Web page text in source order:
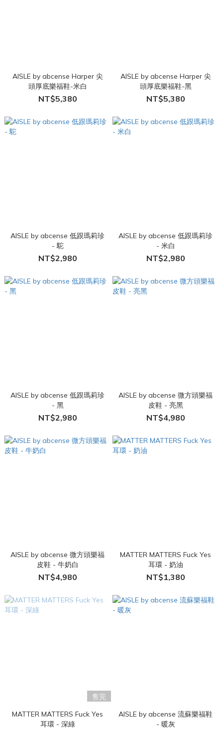
AISLE by abcense Harper 尖
頭厚底樂福鞋-米白
NT$5,380
AISLE by abcense Harper 尖
頭厚底樂福鞋-黑
NT$5,380
AISLE by abcense 低跟瑪莉珍
- 駝
NT$2,980
AISLE by abcense 低跟瑪莉珍
- 米白
NT$2,980
AISLE by abcense 低跟瑪莉珍
- 黑
NT$2,980
AISLE by abcense 微方頭樂福
皮鞋 - 亮黑
NT$4,980
AISLE by abcense 微方頭樂福
皮鞋 - 牛奶白
NT$4,980
MATTER MATTERS Fuck Yes
耳環 - 奶油
NT$1,380
售完
MATTER MATTERS Fuck Yes
耳環 - 深綠
AISLE by abcense 流蘇樂福鞋
- 暖灰